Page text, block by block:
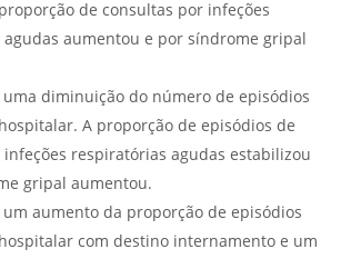
de consultas por infeções
aumentou e por síndrome gripal
uma diminuição do número de episódios
A proporção de episódios de
respiratórias agudas estabilizou
gripal aumentou.
um aumento da proporção de episódios
com destino internamento e um